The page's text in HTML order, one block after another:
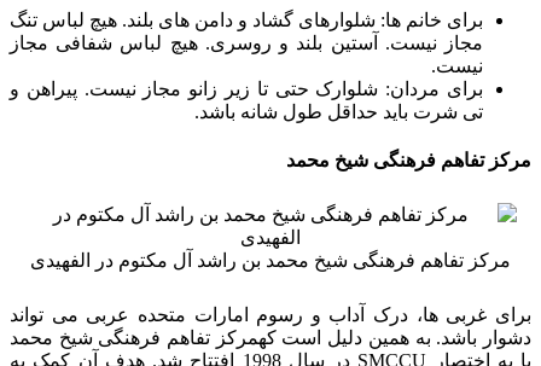
برای خانم ها: شلوارهای گشاد و دامن های بلند. هیچ لباس تنگ
مجاز نیست. آستین بلند و روسری. هیچ لباس شفافی مجاز
نیست.
برای مردان: شلوارک حتی تا زیر زانو مجاز نیست. پیراهن و
تی شرت باید حداقل طول شانه باشد.
مرکز تفاهم فرهنگی شیخ محمد
مرکز تفاهم فرهنگی شیخ محمد بن راشد آل مکتوم در الفهیدی
برای غربی ها، درک آداب و رسوم امارات متحده عربی می تواند
دشوار باشد. به همین دلیل است کهمرکز تفاهم فرهنگی شیخ محمد
یا به اختصار SMCCU در سال 1998 افتتاح شد. هدف آن کمک به